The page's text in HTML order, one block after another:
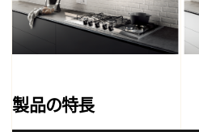
製品の特長